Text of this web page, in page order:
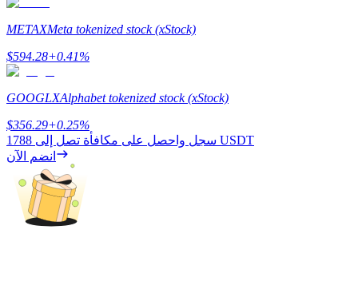
Launchpool
الرهان المرن لكسب العملات الرقمية الشهيرة
METAXMeta tokenized stock (xStock)
$594.28+0.41%
GOOGLXAlphabet tokenized stock (xStock)
$356.29+0.25%
سجل واحصل على مكافأة تصل إلى 1788 USDT
انضم الآن